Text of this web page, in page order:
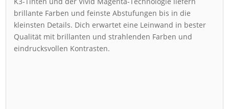
brillante Farben und feinste Abstufungen bis in die
kleinsten Details. Dich erwartet eine Leinwand in bester
Qualität mit brillanten und strahlenden Farben und
eindrucksvollen Kontrasten.